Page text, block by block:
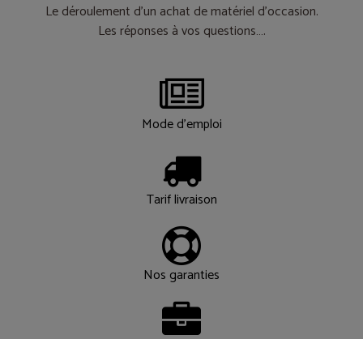
Le déroulement d’un achat de matériel d’occasion.
Les réponses à vos questions….
Mode d'emploi
Tarif livraison
Nos garanties